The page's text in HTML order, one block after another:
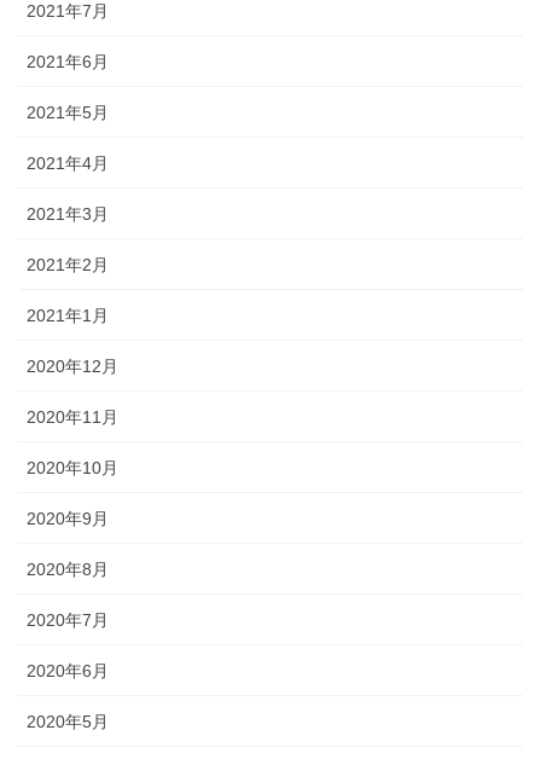
2021年7月
2021年6月
2021年5月
2021年4月
2021年3月
2021年2月
2021年1月
2020年12月
2020年11月
2020年10月
2020年9月
2020年8月
2020年7月
2020年6月
2020年5月